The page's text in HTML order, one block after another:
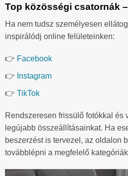
Top közösségi csatornák
Ha nem tudsz személyesen
inspirálódj online felületeinken:
👉 Facebook
👉 Instagram
👉 TikTok
Rendszeresen frissülő fotókkal és
legújabb összeállításainkat. Ha
beszerzést is tervezel, az oldalon
továbblépni a megfelelő